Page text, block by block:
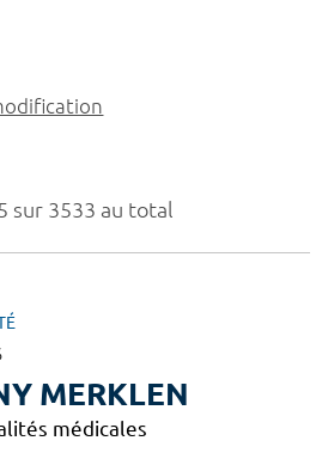
sur 3533 au total
MERKLEN
médicales